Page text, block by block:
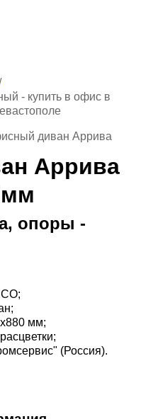
- купить в офис в
диван Аррива
Аррива
мм
опоры -
мм;
(Россия).